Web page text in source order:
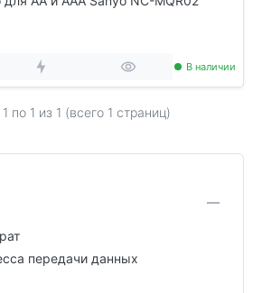
В наличии
по 1 из 1 (всего 1 страниц)
передачи данных